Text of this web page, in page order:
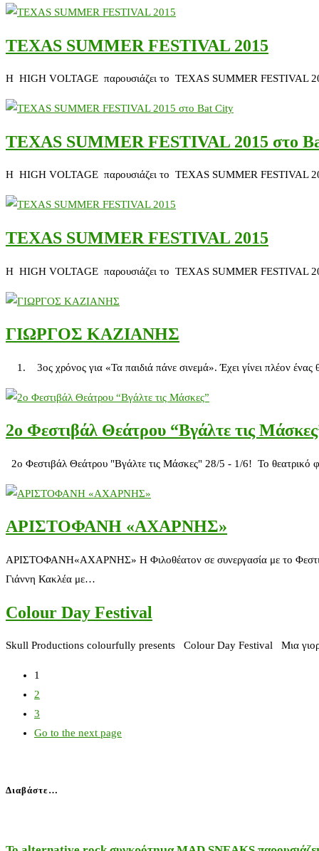
TEXAS SUMMER FESTIVAL 2015
Η HIGH VOLTAGE παρουσιάζει το TEXAS SUMMER FESTIVAL
TEXAS SUMMER FESTIVAL 2015 στο
Η HIGH VOLTAGE παρουσιάζει το TEXAS SUMMER FESTIVAL
TEXAS SUMMER FESTIVAL 2015
Η HIGH VOLTAGE παρουσιάζει το TEXAS SUMMER FESTIVAL
ΓΙΩΡΓΟΣ ΚΑΖΙΑΝΗΣ
1. 3ος χρόνος για «Τα παιδιά πάνε σινεμά». Έχει γίνει πλέον ένας
2ο Φεστιβάλ Θεάτρου “Βγάλτε τις
2ο Φεστιβάλ Θεάτρου "Βγάλτε τις Μάσκες" 28/5 - 1/6! Το θεατρικό
ΑΡΙΣΤΟΦΑΝΗ «ΑΧΑΡΝΗΣ»
ΑΡΙΣΤΟΦΑΝΗ«ΑΧΑΡΝΗΣ» Η Φιλοθέατον σε συνεργασία με το
Γιάννη Κακλέα με…
Colour Day Festival
Skull Productions colourfully presents Colour Day Festival Μια
1
2
3
Go to the next page
Διαβάστε…